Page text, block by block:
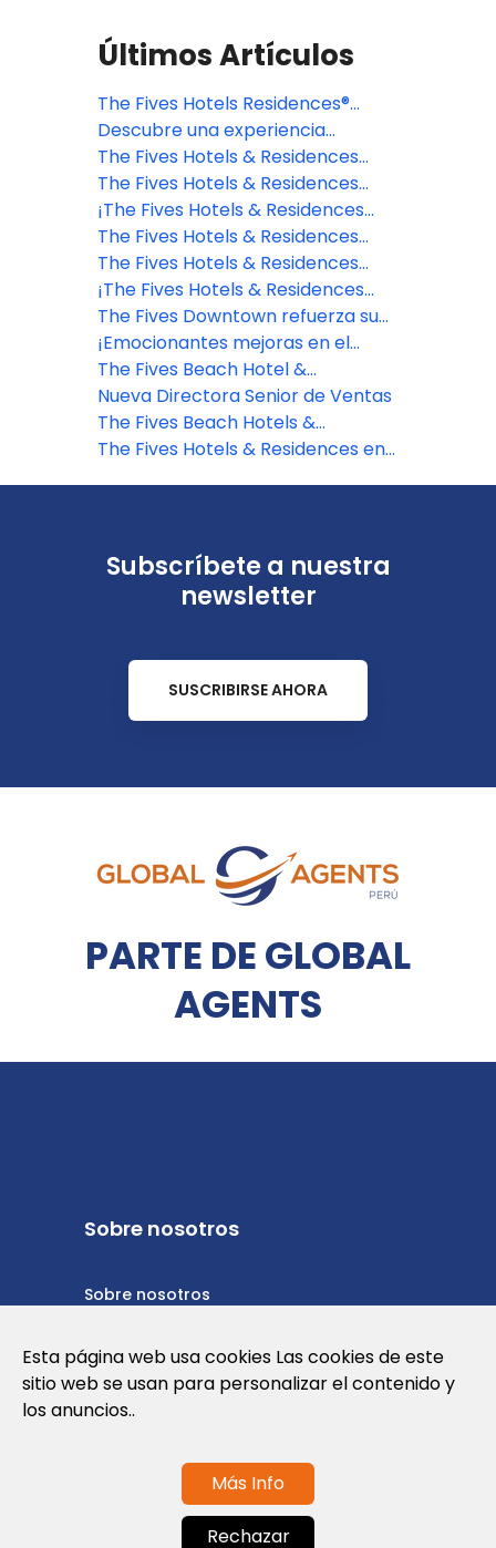
Últimos Artículos
The Fives Hotels Residences®
evoluciona y anuncia importantes
mejoras en sus diferenciadores de
marca
Descubre una experiencia
gastronómica inigualable en The
Fives Oceanfront Puerto Morelos
The Fives Hotels & Residences
renueva su categoría Epic
Collection
The Fives Hotels & Residences
inaugura su nuevo hotel: "The
Beachfront by The Fives"
¡The Fives Hotels & Residences
consigue certificación Ecostars
sus propiedades!
The Fives Hotels & Residences
revela las innovaciones de sus
destinos
The Fives Hotels & Residences
presenta The Beachfront by The
Fives Hotels
¡The Fives Hotels & Residences
ahora tiene un check-in
totalmente digital!
The Fives Downtown refuerza su
enfoque en Plan Europeo para
brindar mayor flexibilidad y
potenciar la experiencia de sus
huéspedes en Playa del Carmen
¡Emocionantes mejoras en el
programa ASSET!
The Fives Beach Hotel &
Residences demuestra liderazgo
en prácticas sustentables
Nueva Directora Senior de Ventas
The Fives Beach Hotels &
Residences anuncia la
The Fives Hotels & Residences en
Subscríbete a nuestra
newsletter
SUSCRIBIRSE AHORA
PARTE DE GLOBAL
AGENTS
Sobre nosotros
Sobre nosotros
Política de cookies
Contáctanos
Esta página web usa cookies Las cookies de este
sitio web se usan para personalizar el contenido y
los anuncios..
Más Info
Rechazar